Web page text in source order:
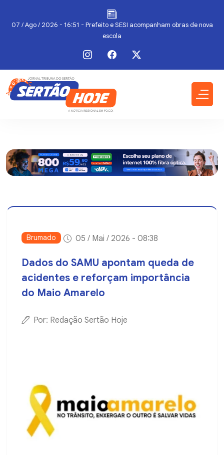
07 / Ago / 2026 - 16:51 - Prefeito e SESI acompanham obras de nova
escola
Brumado 05 / Mai / 2026 - 08:38
Dados do SAMU apontam queda de
acidentes e reforçam importância
do Maio Amarelo
Por: Redação Sertão Hoje